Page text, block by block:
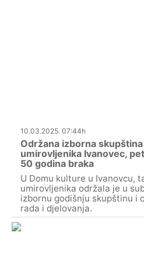
10.03.2025. 07:44h
Održana izborna
umirovljenika Ivanovec,
50 godina braka
U Domu kulture u Ivanovcu,
umirovljenika održala je u
izbornu godišnju skupštinu i
rada i djelovanja.